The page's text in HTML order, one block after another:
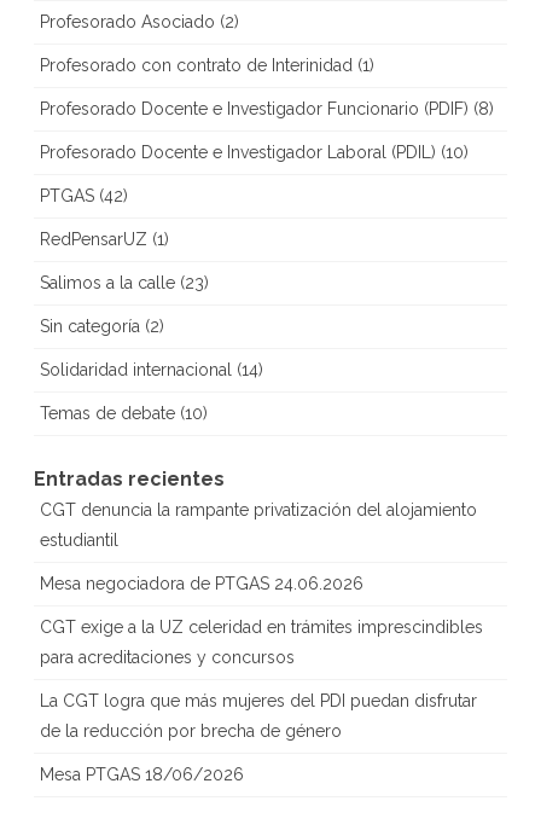
Profesorado Asociado (2)
Profesorado con contrato de Interinidad (1)
Profesorado Docente e Investigador Funcionario (PDIF) (8)
Profesorado Docente e Investigador Laboral (PDIL) (10)
PTGAS (42)
RedPensarUZ (1)
Salimos a la calle (23)
Sin categoría (2)
Solidaridad internacional (14)
Temas de debate (10)
Entradas recientes
CGT denuncia la rampante privatización del alojamiento
estudiantil
Mesa negociadora de PTGAS 24.06.2026
CGT exige a la UZ celeridad en trámites imprescindibles
para acreditaciones y concursos
La CGT logra que más mujeres del PDI puedan disfrutar
de la reducción por brecha de género
Mesa PTGAS 18/06/2026